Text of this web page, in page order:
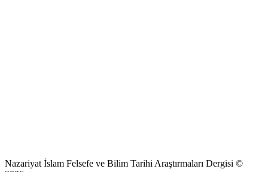
Nazariyat İslam Felsefe ve Bilim Tarihi Araştırmaları Dergisi ©